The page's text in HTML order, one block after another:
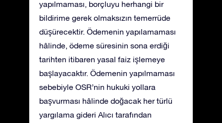
yapılmaması, borçluyu herhangi bir
bildirime gerek olmaksızın temerrüde
düşürecektir. Ödemenin yapılamaması
hâlinde, ödeme süresinin sona erdiği
tarihten itibaren yasal faiz işlemeye
başlayacaktır. Ödemenin yapılmaması
sebebiyle OSR’nin hukuki yollara
başvurması hâlinde doğacak her türlü
yargılama gideri Alıcı tarafından